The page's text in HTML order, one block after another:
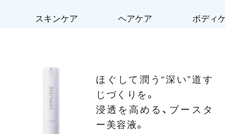
スキンケア ヘアケア ボディ
ほぐして潤う“深い”道す
じづくりを。
浸透を高める、ブースタ
ー美容液。